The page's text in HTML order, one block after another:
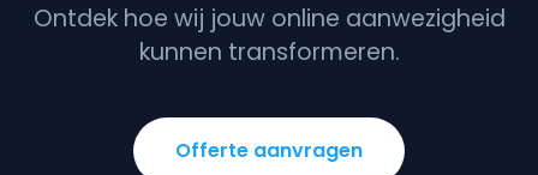
Ontdek hoe wij jouw online aanwezigheid
kunnen transformeren.
Offerte aanvragen